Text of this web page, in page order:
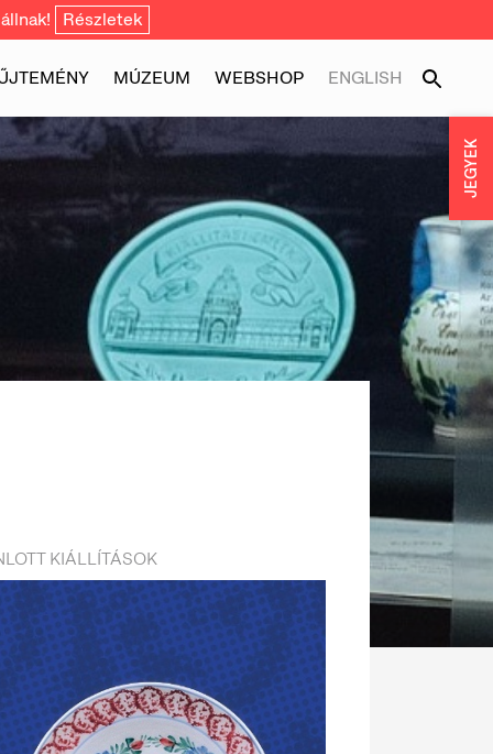
Részletek
MÚZEUM WEBSHOP ENGLISH
KIÁLLÍTÁSOK
JEGYEK